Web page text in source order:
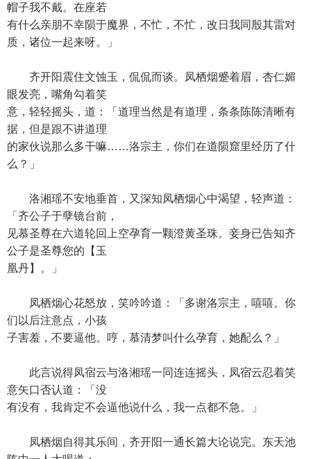
帽子我不戴。在座若
有什么亲朋不幸陨于魔界，不忙，不忙，改日我同殷其雷对
质，诸位一起来呀。」
齐开阳震住文蚀玉，侃侃而谈。凤栖烟蹙着眉，杏仁媚
眼发亮，嘴角勾着笑
意，轻轻摇头，道：「道理当然是有道理，条条陈陈清晰有
据，但是跟不讲道理
的家伙说那么多干嘛……洛宗主，你们在道陨窟里经历了什
么？」
洛湘瑶不安地垂首，又深知凤栖烟心中渴望，轻声道：
「齐公子于孽镜台前，
见慕圣尊在六道轮回上空孕育一颗澄黄圣珠。妾身已告知齐
公子是圣尊您的【玉
凰丹】。」
凤栖烟心花怒放，笑吟吟道：「多谢洛宗主，嘻嘻。你
们以后注意点，小孩
子害羞，不要逼他。哼，慕清梦叫什么孕育，她配么？」
此言说得凤宿云与洛湘瑶一同连连摇头，凤宿云忍着笑
意矢口否认道：「没
有没有，我肯定不会逼他说什么，我一点都不急。」
凤栖烟自得其乐间，齐开阳一通长篇大论说完。东天池